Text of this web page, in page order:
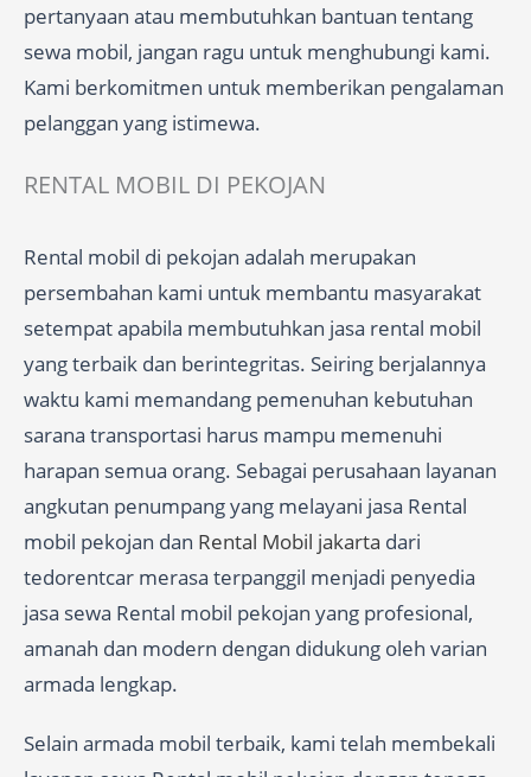
pertanyaan atau membutuhkan bantuan tentang
sewa mobil, jangan ragu untuk menghubungi kami.
Kami berkomitmen untuk memberikan pengalaman
pelanggan yang istimewa.
RENTAL MOBIL DI PEKOJAN
Rental mobil di pekojan adalah merupakan
persembahan kami untuk membantu masyarakat
setempat apabila membutuhkan jasa rental mobil
yang terbaik dan berintegritas. Seiring berjalannya
waktu kami memandang pemenuhan kebutuhan
sarana transportasi harus mampu memenuhi
harapan semua orang. Sebagai perusahaan layanan
angkutan penumpang yang melayani jasa Rental
mobil pekojan dan Rental Mobil jakarta dari
tedorentcar merasa terpanggil menjadi penyedia
jasa sewa Rental mobil pekojan yang profesional,
amanah dan modern dengan didukung oleh varian
armada lengkap.
Selain armada mobil terbaik, kami telah membekali